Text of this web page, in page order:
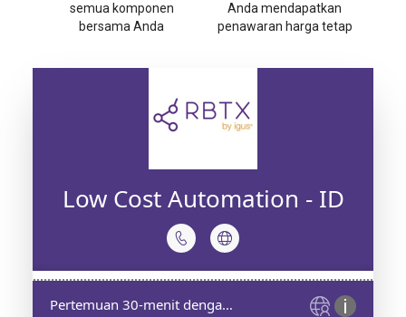
semua komponen
bersama Anda
Anda mendapatkan
penawaran harga tetap